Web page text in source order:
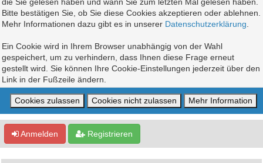
Bitte bestätigen Sie, ob Sie diese Cookies akzeptieren oder ablehnen.
Mehr Informationen dazu gibt es in unserer Datenschutzerklärung
Ein Cookie wird in Ihrem Browser unabhängig von der Wahl
gespeichert, um zu verhindern, dass Ihnen diese Frage erneut
gestellt wird. Sie können Ihre Cookie-Einstellungen jederzeit über den
Link in der Fußzeile ändern.
Anmelden Registrieren